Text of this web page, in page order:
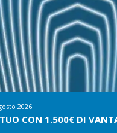
2026
CON 1.500€ DI